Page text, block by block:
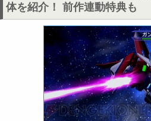
体を紹介！ 前作連動特典も